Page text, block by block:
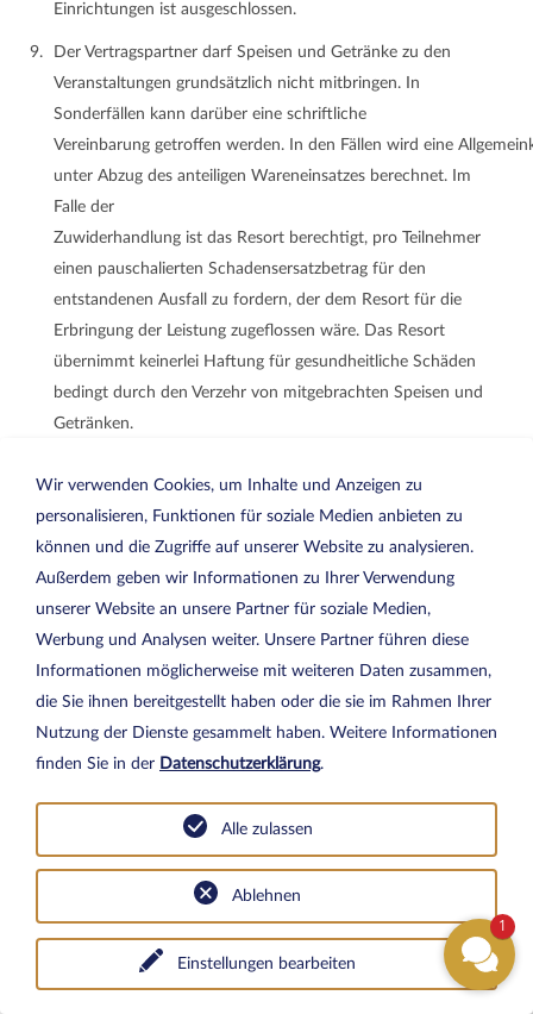
Einrichtungen ist ausgeschlossen.
Der Vertragspartner darf Speisen und Getränke zu den
Veranstaltungen grundsätzlich nicht mitbringen. In
Sonderfällen kann darüber eine schriftliche
Vereinbarung getroffen werden. In den Fällen wird eine
unter Abzug des anteiligen Wareneinsatzes berechnet. Im
Falle der
Zuwiderhandlung ist das Resort berechtigt, pro Teilnehmer
einen pauschalierten Schadensersatzbetrag für den
entstandenen Ausfall zu fordern, der dem Resort für die
Erbringung der Leistung zugeflossen wäre. Das Resort
übernimmt keinerlei Haftung für gesundheitliche Schäden
bedingt durch den Verzehr von mitgebrachten Speisen und
Getränken.
Strandes kann nur abgehalten werden, wenn die 12
Hotelzimmer in der Etage über der Gastronomie ebenfalls
angemietet werden.
§ 11 Erfüllungs- und Zahlungsort, Gerichtsstand, Nebenabreden,
Teilunwirksamkeit
Erfüllungs- und Zahlungsort ist für beide Seiten der Sitz
des Resorts.
Es gilt deutsches Recht. Die Anwendung des UN-Kaufrechts
und des Kollisionsrechts ist ausgeschlossen.
Mit Ausnahme für private Endverbraucher wird der
Geschäftssitz des Resorts als ausschließlicher Gerichtsstand
für alle Ansprüche, die sich aus oder aufgrund des jeweiligen
Vertrages ergeben, vereinbart.
Wir verwenden Cookies, um Inhalte und Anzeigen zu
personalisieren, Funktionen für soziale Medien anbieten zu
können und die Zugriffe auf unserer Website zu analysieren.
Außerdem geben wir Informationen zu Ihrer Verwendung
unserer Website an unsere Partner für soziale Medien,
Werbung und Analysen weiter. Unsere Partner führen diese
Informationen möglicherweise mit weiteren Daten zusammen,
die Sie ihnen bereitgestellt haben oder die sie im Rahmen Ihrer
Nutzung der Dienste gesammelt haben. Weitere Informationen
finden Sie in der Datenschutzerklärung.
Einstellungen bearbeiten
Ablehnen
Alle zulassen
1